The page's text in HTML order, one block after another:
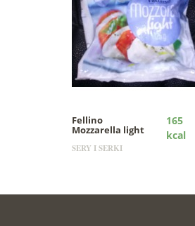
Fellino
Mozzarella light
165
kcal
SERY I SERKI